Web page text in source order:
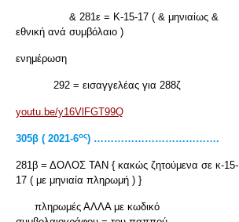
& 281ε = Κ-15-17 ( & μηνιαίως &
εθνική ανά συμβόλαιο )
ενημέρωση
292 = εισαγγελέας για 288ζ
youtu.be/y16VlFGT99Q
305β ( 2021-6ος) ……………………………….
281β = ΔΟΛΟΣ ΤΑΝ { κακώς ζητούμενα σε κ-15-
17 ( με μηνιαία πληρωμή ) }
πληρωμές ΑΛΛΑ με κωδικό